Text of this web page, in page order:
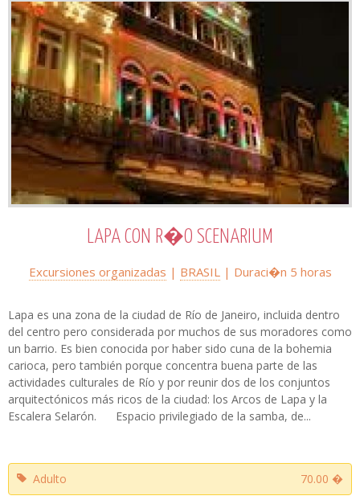
LAPA CON R�O SCENARIUM
Excursiones organizadas | BRASIL| Duraci�n 5 horas
Lapa es una zona de la ciudad de Río de Janeiro, incluida dentro
del centro pero considerada por muchos de sus moradores como
un barrio. Es bien conocida por haber sido cuna de la bohemia
carioca, pero también porque concentra buena parte de las
actividades culturales de Río y por reunir dos de los conjuntos
arquitectónicos más ricos de la ciudad: los Arcos de Lapa y la
Escalera Selarón. Espacio privilegiado de la samba, de...
Adulto 70.00 �